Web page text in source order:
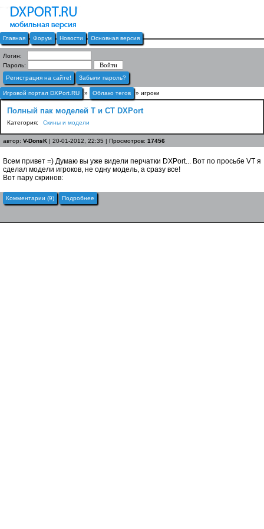
Главная Форум Новости Основная версия
Логин:
Пароль:
Регистрация на сайте!
Забыли пароль?
Игровой портал DXPort.RU » Облако тегов » игроки
Полный пак моделей T и CT DXPort
Категория: Скины и модели
автор: V-DonsK | 20-01-2012, 22:35 | Просмотров: 17456
Всем привет =) Думаю вы уже видели перчатки DXPort... Вот по просьбе VT я
сделал модели игроков, не одну модель, а сразу все!
Вот пару скринов:
Комментарии (9) Подробнее